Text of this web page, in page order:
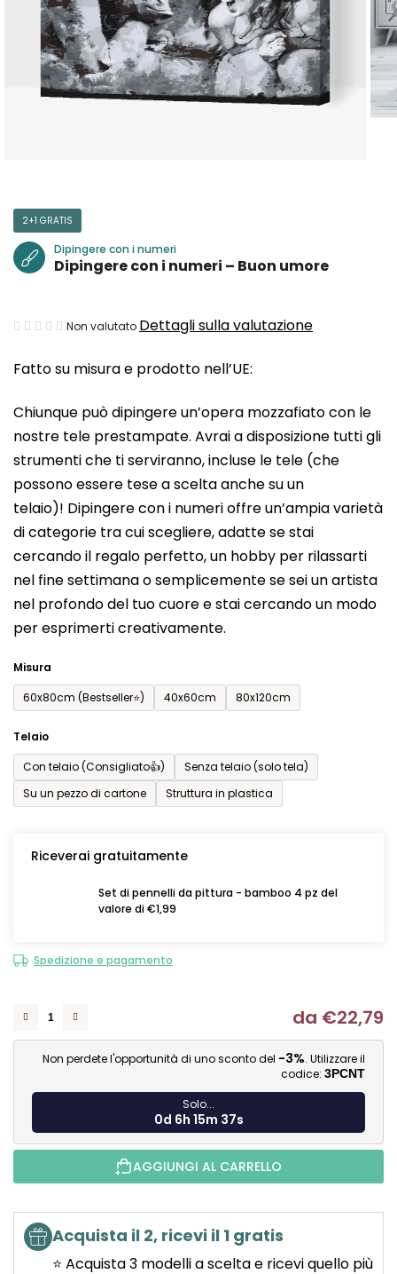
Fatto su misura e prodotto nell’UE:
Chiunque può dipingere un’opera mozzafiato con le
nostre tele prestampate. Avrai a disposizione tutti gli
strumenti che ti serviranno, incluse le tele (che
possono essere tese a scelta anche su un
telaio)! Dipingere con i numeri offre un’ampia varietà
di categorie tra cui scegliere, adatte se stai
cercando il regalo perfetto, un hobby per rilassarti
nel fine settimana o semplicemente se sei un artista
nel profondo del tuo cuore e stai cercando un modo
per esprimerti creativamente.
Misura
60x80cm (Bestseller⭐)
40x60cm 80x120cm
Telaio
Con telaio (Consigliato👍)
Senza telaio (solo tela)
Su un pezzo di cartone
Struttura in plastica
Riceverai gratuitamente
Set di pennelli da pittura - bamboo 4 pz del
valore di €1,99
Spedizione e pagamento
da €22,79
Non perdete l'opportunità di uno sconto del -3%. Utilizzare il
codice: 3PCNT
Solo...
0d 6h 15m 36s
AGGIUNGI AL CARRELLO
Acquista il 2, ricevi il 1 gratis
⭐ Acquista 3 modelli a scelta e ricevi quello più
2+1 GRATIS
Dipingere con i numeri
Dipingere con i numeri – Buon umore
La
media
prodotto
è
0,0
su
5
stelle.
Non valutato Dettagli sulla valutazione